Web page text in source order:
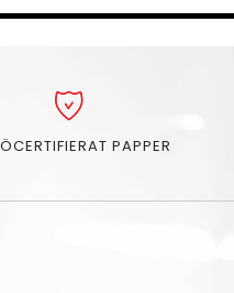
PAPPER